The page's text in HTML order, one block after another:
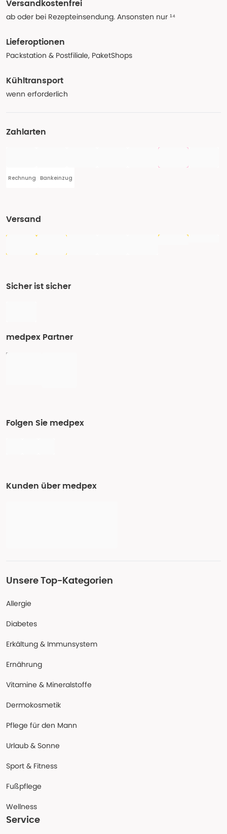
Versandkostenfrei
ab oder bei Rezepteinsendung. Ansonsten nur ¹⁴
Lieferoptionen
Packstation & Postfiliale, PaketShops
Kühltransport
wenn erforderlich
Zahlarten
Rechnung Bankeinzug
Versand
Sicher ist sicher
medpex Partner
Folgen Sie medpex
Kunden über medpex
Unsere Top-Kategorien
Allergie
Diabetes
Erkältung & Immunsystem
Ernährung
Vitamine & Mineralstoffe
Dermokosmetik
Pflege für den Mann
Urlaub & Sonne
Sport & Fitness
Fußpflege
Wellness
Service